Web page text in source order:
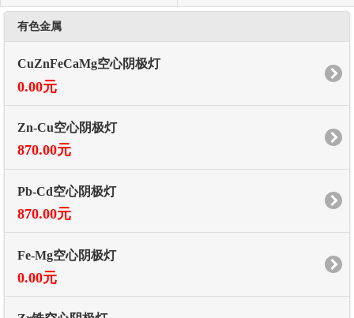
有色金属
CuZnFeCaMg空心阴极灯
0.00元
Zn-Cu空心阴极灯
870.00元
Pb-Cd空心阴极灯
870.00元
Fe-Mg空心阴极灯
0.00元